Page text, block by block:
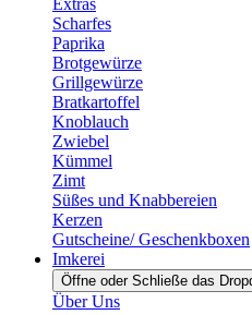
Extras
Scharfes
Paprika
Brotgewürze
Grillgewürze
Bratkartoffel
Knoblauch
Zwiebel
Kümmel
Zimt
Süßes und Knabbereien
Kerzen
Gutscheine/ Geschenkboxen
Imkerei
Öffne oder Schließe das
Über Uns